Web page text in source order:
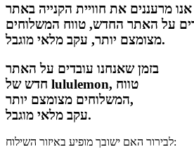
על האתר החדש, טווח המשלוחים
מצומצם יותר, עקב מלאי מוגבל.
בזמן שאנחנו עובדים על האתר
חדש של lululemon, טווח
המשלוחים מצומצם יותר,
עקב מלאי מוגבל.
לבירור האם ישובך מופיע באיזור השילוח: